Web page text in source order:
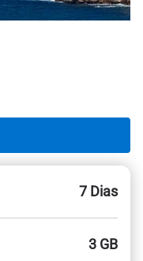
7 Dias
3 GB